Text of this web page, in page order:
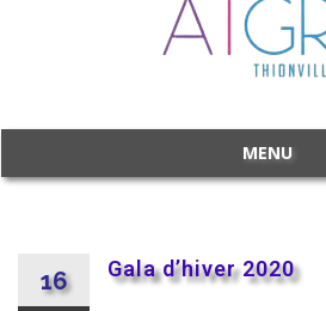
MENU
16 Gala d’hiver 2020